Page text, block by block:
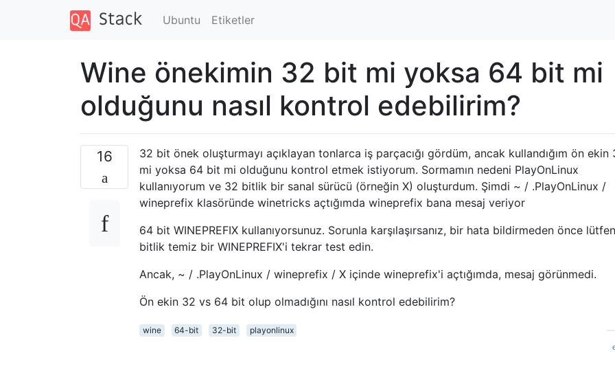
Ubuntu Etiketler
Wine önekimin 32 bit mi yoksa 64 bit mi
olduğunu nasıl kontrol edebilirim?
16
32 bit önek oluşturmayı açıklayan tonlarca iş parçacığı gördüm, ancak kullandığım ön ekin
mi yoksa 64 bit mi olduğunu kontrol etmek istiyorum. Sormamın nedeni PlayOnLinux
kullanıyorum ve 32 bitlik bir sanal sürücü (örneğin X) oluşturdum. Şimdi ~ / .PlayOnLinux /
wineprefix klasöründe winetricks açtığımda wineprefix bana mesaj veriyor
64 bit WINEPREFIX kullanıyorsunuz. Sorunla karşılaşırsanız, bir hata bildirmeden önce
bitlik temiz bir WINEPREFIX'i tekrar test edin.
Ancak, ~ / .PlayOnLinux / wineprefix / X içinde wineprefix'i açtığımda, mesaj görünmedi.
Ön ekin 32 vs 64 bit olup olmadığını nasıl kontrol edebilirim?
wine 64-bit 32-bit playonlinux